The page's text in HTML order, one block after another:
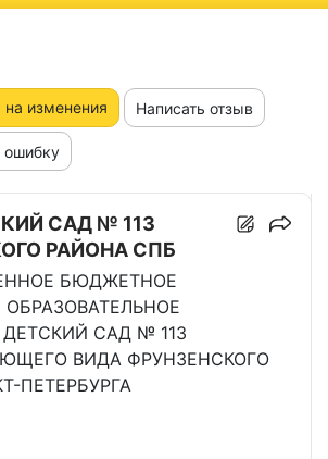
на изменения Написать отзыв
ошибку
САД № 113
РАЙОНА СПБ
БЮДЖЕТНОЕ
САД № 113
ВИДА ФРУНЗЕНСКОГО
ПЕТЕРБУРГА